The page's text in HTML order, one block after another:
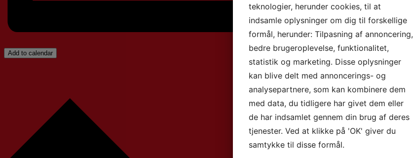
Add to calendar
teknologier, herunder cookies, til at
indsamle oplysninger om dig til forskellige
formål, herunder: Tilpasning af annoncering,
bedre brugeroplevelse, funktionalitet,
statistik og marketing. Disse oplysninger
kan blive delt med annoncerings- og
analysepartnere, som kan kombinere dem
med data, du tidligere har givet dem eller
de har indsamlet gennem din brug af deres
tjenester. Ved at klikke på 'OK' giver du
samtykke til disse formål.